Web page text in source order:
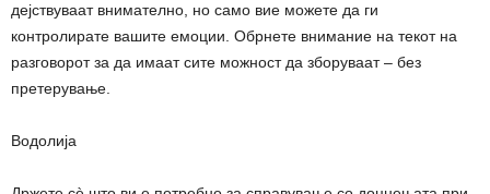
дејствуваат внимателно, но само вие можете да ги
контролирате вашите емоции. Обрнете внимание на текот на
разговорот за да имаат сите можност да зборуваат – без
претерување.
Водолија